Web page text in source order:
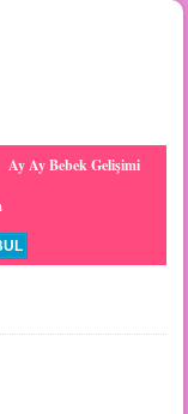
Ay Ay Bebek Gelişimi